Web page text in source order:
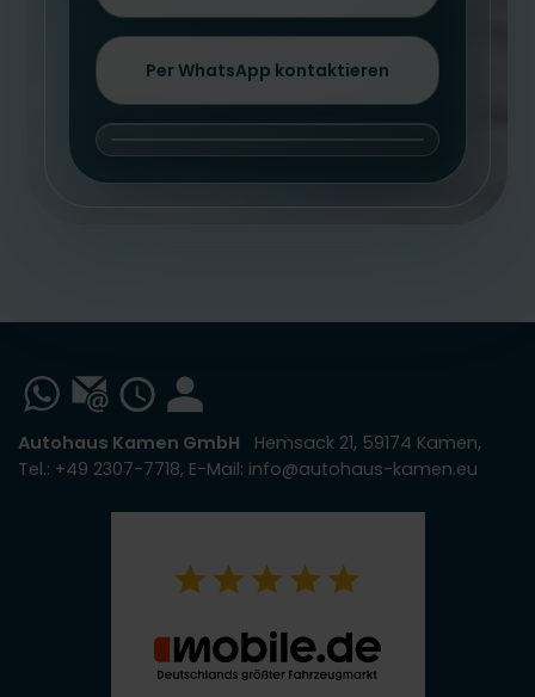
Per WhatsApp kontaktieren
Autohaus Kamen GmbH Hemsack 21, 59174 Kamen,
Tel.: +49 2307-7718, E-Mail: info@autohaus-kamen.eu